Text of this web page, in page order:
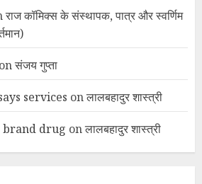
राज कॉमिक्स के संस्थापक, पात्र और स्वर्णिम
संजय गुप्ता
services onलालबहादुर शास्त्री
brand drug onलालबहादुर शास्त्री